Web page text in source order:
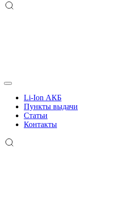
Li-Ion АКБ
Пункты выдачи
Статьи
Контакты